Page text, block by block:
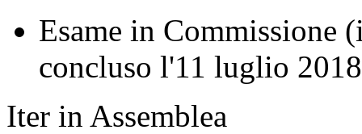
Esame in
concluso l'11 luglio
Iter in Assemblea